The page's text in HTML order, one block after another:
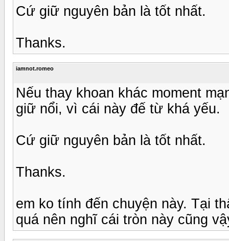
Cứ giữ nguyên bản là tốt nhất.
Thanks.
iamnot.romeo
Nếu thay khoan khác moment
giữ nổi, vì cái này đế từ khá yếu.
Cứ giữ nguyên bản là tốt nhất.
Thanks.
em ko tính đến chuyện này. Tại
quá nên nghĩ cái tròn này cũng